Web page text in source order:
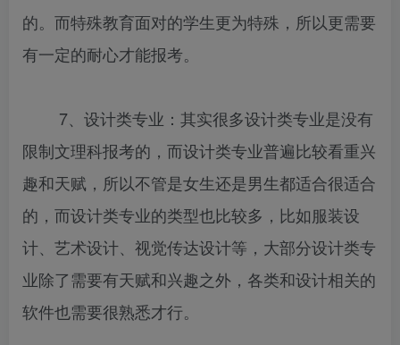
的。而特殊教育面对的学生更为特殊，所以更需要
有一定的耐心才能报考。
7、设计类专业：其实很多设计类专业是没有
限制文理科报考的，而设计类专业普遍比较看重兴
趣和天赋，所以不管是女生还是男生都适合很适合
的，而设计类专业的类型也比较多，比如服装设
计、艺术设计、视觉传达设计等，大部分设计类专
业除了需要有天赋和兴趣之外，各类和设计相关的
软件也需要很熟悉才行。